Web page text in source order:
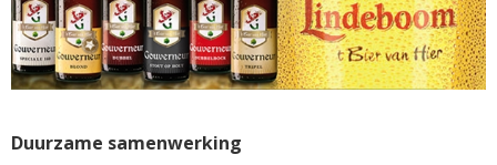
Duurzame samenwerking